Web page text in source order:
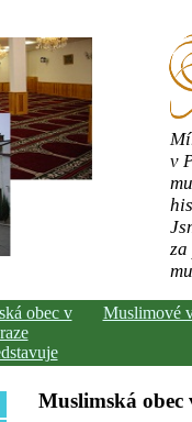
v
obec v
Muslimové
Muslimská obec